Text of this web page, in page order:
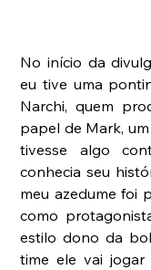
No início da
eu tive uma
Narchi, quem
papel de Mark,
tivesse algo
conhecia seu
meu azedume foi
como
estilo dono da
time ele vai